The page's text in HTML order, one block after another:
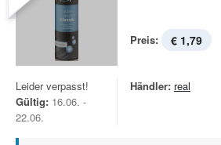
Preis: € 1,79
Leider verpasst!
Gültig: 16.06. -
22.06.
Händler: real